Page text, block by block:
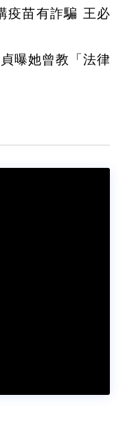
疫苗有詐騙 王必
曝她曾教「法律